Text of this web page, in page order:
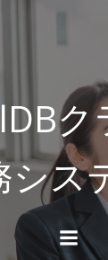
ツ
へ
ス
キ
ッ
ク
シス